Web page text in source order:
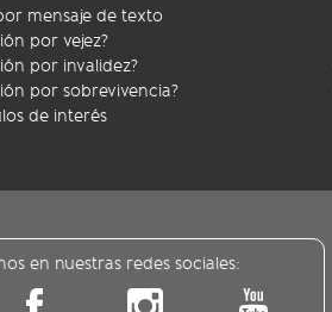
mensaje de texto
por vejez?
por invalidez?
por sobrevivencia?
de interés
en nuestras redes sociales: